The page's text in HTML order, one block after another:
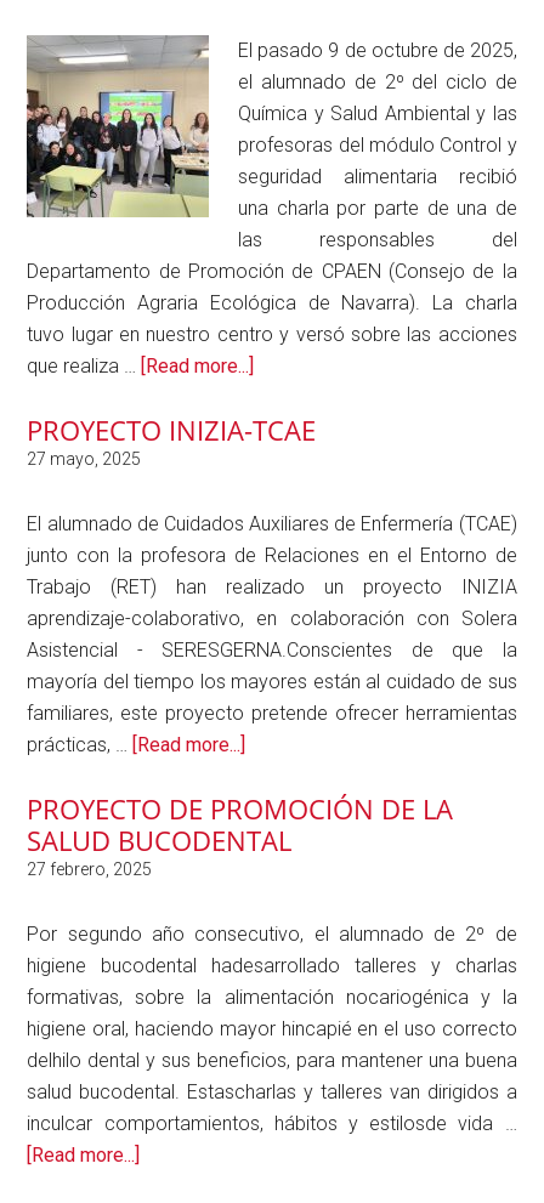
El pasado 9 de octubre de 2025,
el alumnado de 2º del ciclo de
Química y Salud Ambiental y las
profesoras del módulo Control y
seguridad alimentaria recibió
una charla por parte de una de
las responsables del
Departamento de Promoción de CPAEN (Consejo de la
Producción Agraria Ecológica de Navarra). La charla
tuvo lugar en nuestro centro y versó sobre las acciones
que realiza …
[Read more...]
HA
CHARLA
SOBRE
PRODUCCIÓN
ECOLÓGICA
AL
ALUMNADO
DE
Y
SALUD
PROYECTO INIZIA-TCAE
El alumnado de Cuidados Auxiliares de Enfermería (TCAE)
junto con la profesora de Relaciones en el Entorno de
Trabajo (RET) han realizado un proyecto INIZIA
aprendizaje-colaborativo, en colaboración con Solera
Asistencial - SERESGERNA.Conscientes de que la
mayoría del tiempo los mayores están al cuidado de sus
familiares, este proyecto pretende ofrecer herramientas
prácticas, …
[Read more...]
INIZIA-
TCAE
PROYECTO DE PROMOCIÓN DE LA
SALUD BUCODENTAL
Por segundo año consecutivo, el alumnado de 2º de
higiene bucodental hadesarrollado talleres y charlas
formativas, sobre la alimentación nocariogénica y la
higiene oral, haciendo mayor hincapié en el uso correcto
delhilo dental y sus beneficios, para mantener una buena
salud bucodental. Estascharlas y talleres van dirigidos a
inculcar comportamientos, hábitos y estilosde vida …
[Read more...]